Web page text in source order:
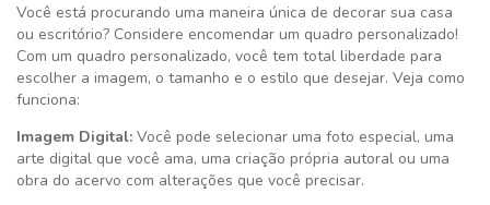
Você está procurando uma maneira única de decorar sua casa
ou escritório? Considere encomendar um quadro personalizado!
Com um quadro personalizado, você tem total liberdade para
escolher a imagem, o tamanho e o estilo que desejar. Veja como
funciona:
Imagem Digital: Você pode selecionar uma foto especial, uma
arte digital que você ama, uma criação própria autoral ou uma
obra do acervo com alterações que você precisar.